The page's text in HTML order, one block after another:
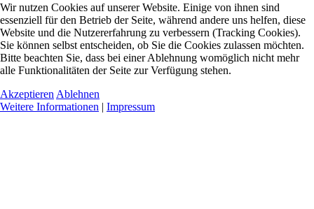
Wir nutzen Cookies auf unserer Website. Einige von ihnen sind
essenziell für den Betrieb der Seite, während andere uns helfen, diese
Website und die Nutzererfahrung zu verbessern (Tracking Cookies).
Sie können selbst entscheiden, ob Sie die Cookies zulassen möchten.
Bitte beachten Sie, dass bei einer Ablehnung womöglich nicht mehr
alle Funktionalitäten der Seite zur Verfügung stehen.
Akzeptieren Ablehnen
Weitere Informationen | Impressum